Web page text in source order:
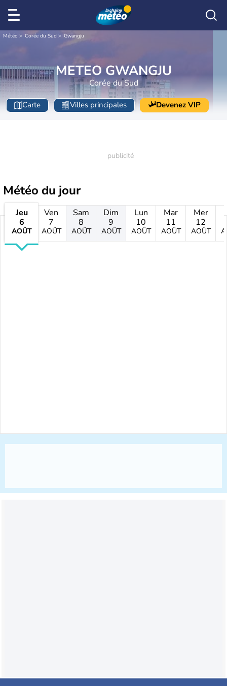
Météo Corée du Sud Gwangju
METEO GWANGJU
Corée du Sud
Carte Villes principales Devenez VIP
Météo du jour
Jeu
6
AOÛT
Ven
7
AOÛT
Sam
8
AOÛT
Dim
9
AOÛT
Lun
10
AOÛT
Mar
11
AOÛT
Mer
12
AOÛT